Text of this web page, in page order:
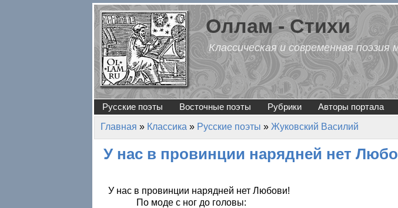
Перейти к основному содержанию
Оллам - Стихи
Классическая и современная поэзия
Русские поэты Восточные поэты Рубрики Авторы портала
Вы здесь
Главная » Классика » Русские поэты » Жуковский Василий
У нас в провинции нарядней нет
У нас в провинции нарядней нет Любови!
По моде с ног до головы: